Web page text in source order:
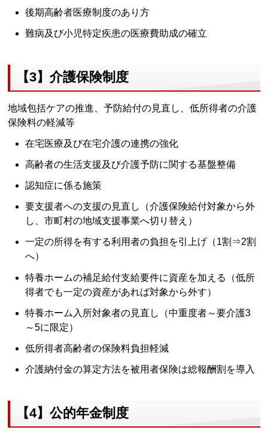
後期高齢者医療制度のあり方
難病及び小児特定疾患の医療費助成の確立
【3】介護保険制度
地域包括ケアの推進、予防給付の見直し、低所得者の介護
保険料の軽減等
在宅医療及び在宅介護の連携の強化
高齢者の生活支援及び介護予防に関する基盤整備
認知症に係る施策
要支援者への支援の見直し（介護保険給付対象から外
し、市町村の地域支援事業へ切り替え）
一定の所得を有する利用者の負担を引上げ（1割⇒2割
へ）
特養ホームの補足給付支給要件に資産を加える（低所
得者でも一定の資産があれば対象から外す）
特養ホーム入所対象者の見直し（中重度者～要介護3
～5に限定）
低所得者高齢者の保険料負担軽減
介護納付金の算定方法を被用者保険は総報酬割を導入
【4】公的年金制度